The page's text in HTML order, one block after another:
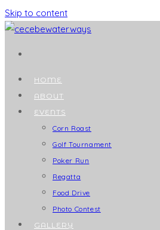
Skip to content
HOME
ABOUT
EVENTS
Corn Roast
Golf Tournament
Poker Run
Regatta
Food Drive
Photo Contest
GALLERY